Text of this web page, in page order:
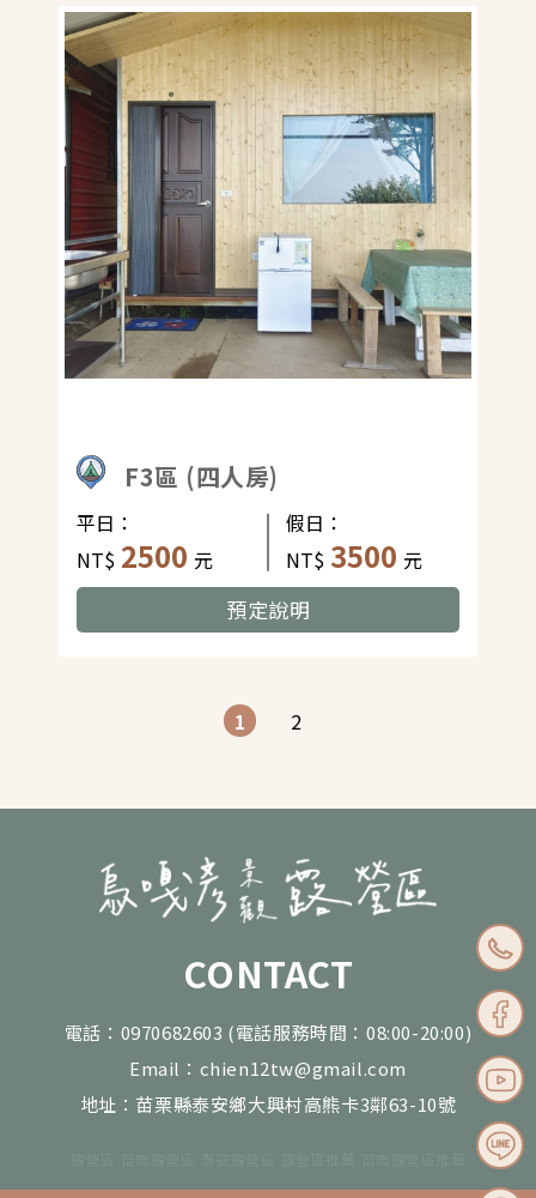
F3區 (四人房)
平日：
NT$ 2500 元
假日：
NT$ 3500 元
預定說明
1 2
CONTACT
電話：0970682603 (電話服務時間：08:00-20:00)
Email：chien12tw@gmail.com
地址：苗栗縣泰安鄉大興村高熊卡3鄰63-10號